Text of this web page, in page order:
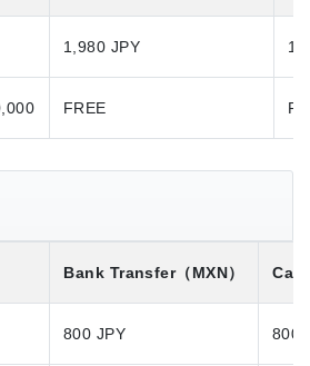
1,980 JPY
FREE
Bank Transfer（MXN）
800 JPY 800